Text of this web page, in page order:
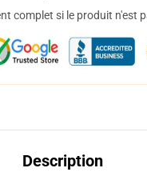
complet si le produit n'est
Description